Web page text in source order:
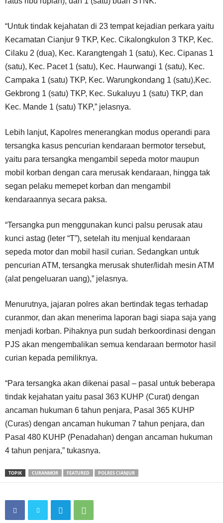
“Untuk tindak kejahatan di 23 tempat kejadian perkara yaitu
Kecamatan Cianjur 9 TKP, Kec. Cikalongkulon 3 TKP, Kec.
Cilaku 2 (dua), Kec. Karangtengah 1 (satu), Kec. Cipanas 1
(satu), Kec. Pacet 1 (satu), Kec. Haurwangi 1 (satu), Kec.
Campaka 1 (satu) TKP, Kec. Warungkondang 1 (satu),Kec.
Gekbrong 1 (satu) TKP, Kec. Sukaluyu 1 (satu) TKP, dan
Kec. Mande 1 (satu) TKP,” jelasnya.
Lebih lanjut, Kapolres menerangkan modus operandi para
tersangka kasus pencurian kendaraan bermotor tersebut,
yaitu para tersangka mengambil sepeda motor maupun
mobil korban dengan cara merusak kendaraan, hingga tak
segan pelaku memepet korban dan mengambil
kendaraannya secara paksa.
“Tersangka pun menggunakan kunci palsu perusak atau
kunci astag (leter “T”), setelah itu menjual kendaraan
sepeda motor dan mobil hasil curian. Sedangkan untuk
pencurian ATM, tersangka merusak shuter/lidah mesin ATM
(alat pengeluaran uang),” jelasnya.
Menurutnya, jajaran polres akan bertindak tegas terhadap
curanmor, dan akan menerima laporan bagi siapa saja yang
menjadi korban. Pihaknya pun sudah berkoordinasi dengan
PJS akan mengembalikan semua kendaraan bermotor hasil
curian kepada pemiliknya.
“Para tersangka akan dikenai pasal – pasal untuk beberapa
tindak kejahatan yaitu pasal 363 KUHP (Curat) dengan
ancaman hukuman 6 tahun penjara, Pasal 365 KUHP
(Curas) dengan ancaman hukuman 7 tahun penjara, dan
Pasal 480 KUHP (Penadahan) dengan ancaman hukuman
4 tahun penjara,” tukasnya.
TOPIK CURANMOR FEATURED POLRES CIANJUR